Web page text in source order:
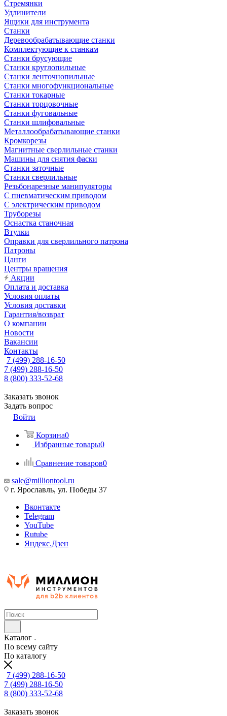
Стремянки
Удлинители
Ящики для инструмента
Станки
Деревообрабатывающие станки
Комплектующие к станкам
Станки брусующие
Станки круглопильные
Станки ленточнопильные
Станки многофункциональные
Станки токарные
Станки торцовочные
Станки фуговальные
Станки шлифовальные
Металлообрабатывающие станки
Кромкорезы
Магнитные сверлильные станки
Машины для снятия фаски
Станки заточные
Станки сверлильные
Резьбонарезные манипуляторы
С пневматическим приводом
С электрическим приводом
Труборезы
Оснастка станочная
Втулки
Оправки для сверлильного патрона
Патроны
Цанги
Центры вращения
Акции
Оплата и доставка
Условия оплаты
Условия доставки
Гарантия/возврат
О компании
Новости
Вакансии
Контакты
7 (499) 288-16-50
7 (499) 288-16-50
8 (800) 333-52-68
Заказать звонок
Задать вопрос
Войти
Корзина0
Избранные товары0
Сравнение товаров0
sale@milliontool.ru
г. Ярославль, ул. Победы 37
Вконтакте
Telegram
YouTube
Rutube
Яндекс.Дзен
Каталог
По всему сайту
По каталогу
7 (499) 288-16-50
7 (499) 288-16-50
8 (800) 333-52-68
Заказать звонок